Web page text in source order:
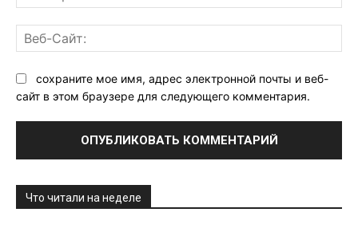
сохраните мое имя, адрес электронной почты и веб-
сайт в этом браузере для следующего комментария.
Что читали на неделе